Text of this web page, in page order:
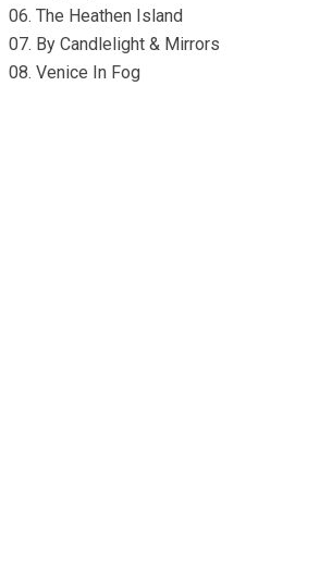
06. The Heathen Island
07. By Candlelight & Mirrors
08. Venice In Fog